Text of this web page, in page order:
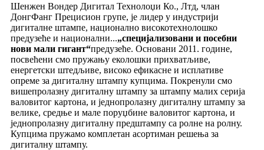
Шенжен Вондер Дигитал Технолоџи Ко., Лтд, члан
ДонгФанг Прецисион групе, је лидер у индустрији
дигиталне штампе, национално високотехнолошко
предузеће и национални...„специјализовани и посебни
нови мали гигант“предузеће. Основани 2011. године,
посвећени смо пружању еколошки прихватљиве,
енергетски штедљиве, високо ефикасне и исплативе
опреме за дигиталну штампу купцима. Покренули смо
вишепролазну дигиталну штампу за штампу малих серија
валовитог картона, и једнопролазну дигиталну штампу за
велике, средње и мале поруџбине валовитог картона, и
једнопролазну дигиталну предштампу са ролне на ролну.
Купцима пружамо комплетан асортиман решења за
дигиталну штампу.